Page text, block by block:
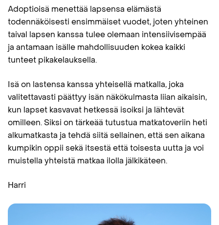
Adoptioisä menettää lapsensa elämästä
todennäköisesti ensimmäiset vuodet, joten yhteinen
taival lapsen kanssa tulee olemaan intensiivisempää
ja antamaan isälle mahdollisuuden kokea kaikki
tunteet pikakelauksella.
Isä on lastensa kanssa yhteisellä matkalla, joka
valitettavasti päättyy isän näkökulmasta liian aikaisin,
kun lapset kasvavat hetkessä isoiksi ja lähtevät
omilleen. Siksi on tärkeää tutustua matkatoveriin heti
alkumatkasta ja tehdä siitä sellainen, että sen aikana
kumpikin oppii sekä itsestä että toisesta uutta ja voi
muistella yhteistä matkaa ilolla jälkikäteen.
Harri